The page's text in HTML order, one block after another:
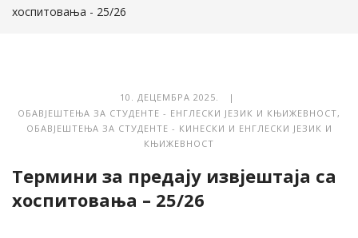
хоспитовања - 25/26
10. ДЕЦЕМБРА 2025. |
ОБАВЈЕШТЕЊА ЗА СТУДЕНТЕ - ЕНГЛЕСКИ ЈЕЗИК И КЊИЖЕВНОСТ,
ОБАВЈЕШТЕЊА ЗА СТУДЕНТЕ - КИНЕСКИ И ЕНГЛЕСКИ ЈЕЗИК И
КЊИЖЕВНОСТ
Термини за предају извјештаја са
хоспитовања – 25/26